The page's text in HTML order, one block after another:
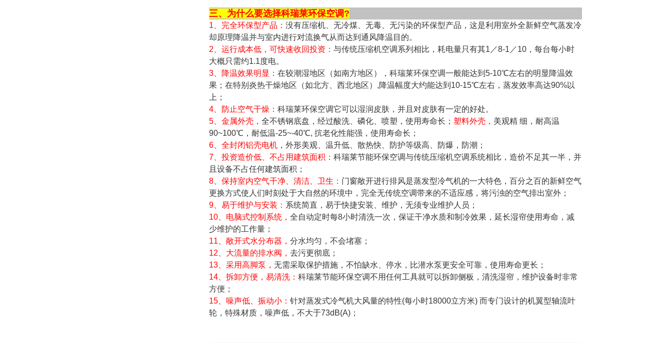
三、为什么要选择科瑞莱环保空调?
1、完全环保型产品： 没有压缩机、无冷煤、无毒、无污染的环保型产品，这是利用室外全新鲜空气蒸发冷
却原理降温并与室内进行对流换气从而达到通风降温目的。
2、运行成本低，可快速收回投资： 与传统压缩机空调系列相比，耗电量只有其1／8-1／10，每台每小时
大概只需约1.1度电。
3、降温效果明显： 在较潮湿地区（如南方地区），科瑞莱环保空调一般能达到5-10℃左右的明显降温效
果；在特别炎热干燥地区（如北方、西北地区）,降温幅度大约能达到10-15℃左右，蒸发效率高达90%以
上；
4、防止空气干燥： 科瑞莱环保空调它可以湿润皮肤，并且对皮肤有一定的好处。
5、金属外壳 ， 全不锈钢底盘，经过酸洗、磷化、喷塑，使用寿命长； 塑料外壳 ， 美观精 细，耐高温
90~100℃，耐低温-25~-40℃, 抭老化性能强，使用寿命长；
6、全封闭铝壳电机 ，外形美观、温升低、散热快、防护等级高、防爆，防潮；
7、投资造价低、不占用建筑面积： 科瑞莱节能环保空调与传统压缩机空调系统相比，造价不足其一半，并
且设备不占任何建筑面积；
8、保持室内空气干净、清洁、卫生： 门窗敞开进行排风是蒸发型冷气机的一大特色，百分之百的新鲜空气
更换方式使人们时刻处于大自然的环境中，完全无传统空调带来的不适应感，将污浊的空气排出室外；
9、易于维护与安装： 系统简直，易于快捷安装、维护，无须专业维护人员；
10、电脑式控制系统 ， 全自动定时每8小时清洗一次，保证干净水质和制冷效果，延长湿帘使用寿命，减
少维护的工作量；
11、敞开式水分布器 ， 分水均匀，不会堵塞；
12、大流量的排水阀 ， 去污更彻底；
13、采用高脚泵 ， 无需采取保护措施，不怕缺水、停水，比潜水泵更安全可靠，使用寿命更长；
14、拆卸方便，易清洗： 科瑞莱节能环保空调不用任何工具就可以拆卸侧板，清洗湿帘，维护设备时非常
方便；
15、噪声低、振动小： 针对蒸发式冷气机大风量的特性(每小时18000立方米) 而专门设计的机翼型轴流叶
轮，特殊材质，噪声低，不大于73dB(A)；